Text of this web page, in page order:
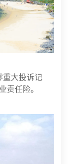
重大投诉记
责任险。